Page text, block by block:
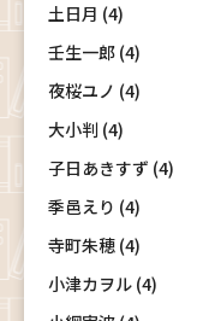
土日月 (4)
壬生一郎 (4)
夜桜ユノ (4)
大小判 (4)
子日あきすず (4)
季邑えり (4)
寺町朱穂 (4)
小津カヲル (4)